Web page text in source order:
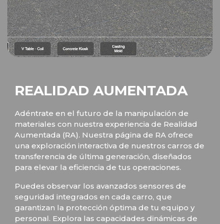
REALIDAD AUMENTADA
Adéntrate en el futuro de la manipulación de
materiales con nuestra experiencia de Realidad
Aumentada (RA). Nuestra página de RA ofrece
una exploración interactiva de nuestros carros de
transferencia de última generación, diseñados
para elevar la eficiencia de tus operaciones.
Puedes observar los avanzados sensores de
seguridad integrados en cada carro, que
garantizan la protección óptima de tu equipo y
personal. Explora las capacidades dinámicas de